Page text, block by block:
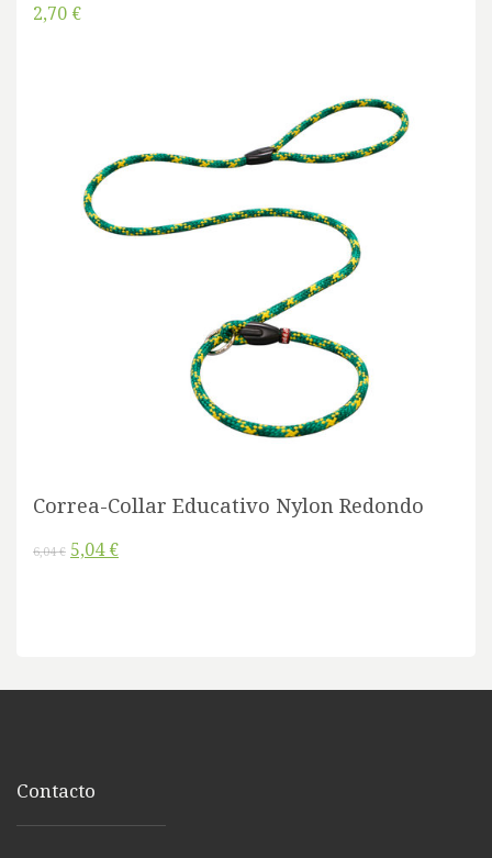
2,70 €
Correa-Collar Educativo Nylon Redondo
6,04 € 5,04 €
Contacto